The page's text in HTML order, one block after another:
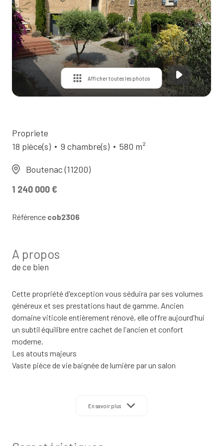
Contact
Afficher toutes les photos
Propriete
18 pièce(s)
9 chambre(s) 580 m²
Boutenac (11200)
1 240 000 €
Référence cob2306
A propos
de ce bien
Cette propriété d'exception vous séduira par ses volumes
généreux et ses prestations haut de gamme. Ancien
domaine viticole entièrement rénové, elle offre aujourd'hui
un subtil équilibre entre cachet de l'ancien et confort
moderne.
Les atouts majeurs
Vaste pièce de vie baignée de lumière par un salon
depuis l'espace de vie.De larges coursives au premier étage
En savoir plus